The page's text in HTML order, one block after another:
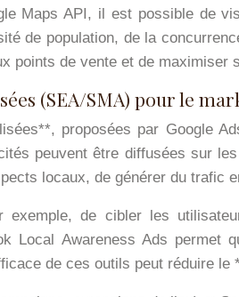
Maps API, il est possible de
de population, de la
points de vente et de maximiser
(SEA/SMA) pour le
proposées par Google
peuvent être diffusées sur
locaux, de générer du trafic
exemple, de cibler les
Local Awareness Ads
de ces outils peut réduire